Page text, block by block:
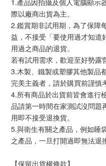
1.產品因拍攝及個人電腦顯示
際以廠商出貨為主。
2.鑑賞期非試用期，為了保障
益，不接受「要使用過才知道
用過之商品的退貨。
若有試用需求，歡迎至好勢露
3.木製、鐵製或塑膠其他製品
完美主義者，請於購買前謹慎
4.所有商品於出貨前皆會進行
品請第一時間在家測試沒問題
用即不接受退換貨。
5.與衛生有關之產品，例如睡
之產品，一旦打開過即無法退
【保留出貨權條款】